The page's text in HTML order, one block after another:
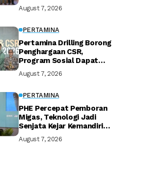
August 7, 2026
PERTAMINA
Pertamina Drilling Borong
Penghargaan CSR,
Program Sosial Dapat
August 7, 2026
PERTAMINA
PHE Percepat Pemboran
Migas, Teknologi Jadi
Senjata Kejar Kemandirian
August 7, 2026